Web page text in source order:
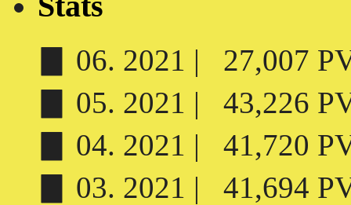
▊ 06. 2021 | 27,007
▊ 05. 2021 | 43,226
▊ 04. 2021 | 41,720
▊ 03. 2021 | 41,694